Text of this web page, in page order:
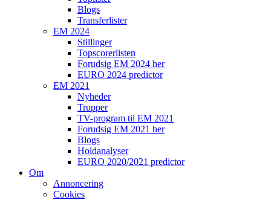
Blogs
Transferlister
EM 2024
Stillinger
Topscorerlisten
Forudsig EM 2024 her
EURO 2024 predictor
EM 2021
Nyheder
Trupper
TV-program til EM 2021
Forudsig EM 2021 her
Blogs
Holdanalyser
EURO 2020/2021 predictor
Om
Annoncering
Cookies